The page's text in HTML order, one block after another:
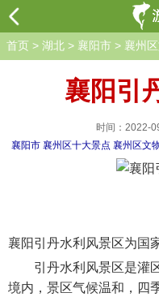
首页 > 湖北 > 襄阳市 > 襄州
襄阳引
时间：2022-
襄阳市 襄州区十大景点 襄州区文
襄阳引丹水利风景区为国
引丹水利风景区是灌区
境内，景区气候温和，四